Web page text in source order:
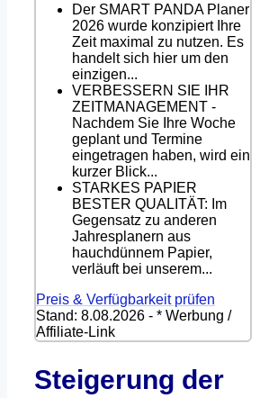
Der SMART PANDA Planer
2026 wurde konzipiert Ihre
Zeit maximal zu nutzen. Es
handelt sich hier um den
einzigen...
VERBESSERN SIE IHR
ZEITMANAGEMENT -
Nachdem Sie Ihre Woche
geplant und Termine
eingetragen haben, wird ein
kurzer Blick...
STARKES PAPIER
BESTER QUALITÄT: Im
Gegensatz zu anderen
Jahresplanern aus
hauchdünnem Papier,
verläuft bei unserem...
Preis & Verfügbarkeit prüfen
Stand: 8.08.2026 - * Werbung /
Affiliate-Link
Steigerung der